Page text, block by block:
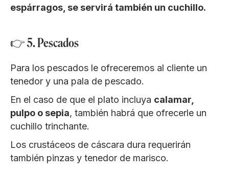
espárragos, se servirá también un cuchillo.
👉 5. Pescados
Para los pescados le ofreceremos al cliente un
tenedor y una pala de pescado.
En el caso de que el plato incluya calamar,
pulpo o sepia, también habrá que ofrecerle un
cuchillo trinchante.
Los crustáceos de cáscara dura requerirán
también pinzas y tenedor de marisco.